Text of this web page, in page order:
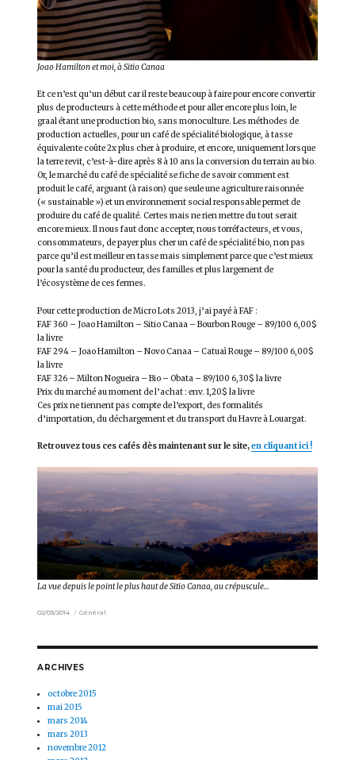
Joao Hamilton et moi, à Sitio Canaa
Et ce n’est qu’un début car il reste beaucoup à faire pour encore convertir
plus de producteurs à cette méthode et pour aller encore plus loin, le
graal étant une production bio, sans monoculture. Les méthodes de
production actuelles, pour un café de spécialité biologique, à tasse
équivalente coûte 2x plus cher à produire, et encore, uniquement lorsque
la terre revit, c’est-à-dire après 8 à 10 ans la conversion du terrain au bio.
Or, le marché du café de spécialité se fiche de savoir comment est
produit le café, arguant (à raison) que seule une agriculture raisonnée
(« sustainable ») et un environnement social responsable permet de
produire du café de qualité. Certes mais ne rien mettre du tout serait
encore mieux. Il nous faut donc accepter, nous torréfacteurs, et vous,
consommateurs, de payer plus cher un café de spécialité bio, non pas
parce qu’il est meilleur en tasse mais simplement parce que c’est mieux
pour la santé du producteur, des familles et plus largement de
l’écosystème de ces fermes.
Pour cette production de Micro Lots 2013, j’ai payé à FAF :
FAF 360 – Joao Hamilton – Sitio Canaa – Bourbon Rouge – 89/100 6,00$
la livre
FAF 294 – Joao Hamilton – Novo Canaa – Catuaì Rouge – 89/100 6,00$
la livre
FAF 326 – Milton Nogueira – Bio – Obata – 89/100 6,30$ la livre
Prix du marché au moment de l’achat : env. 1,20$ la livre
Ces prix ne tiennent pas compte de l’export, des formalités
d’importation, du déchargement et du transport du Havre à Louargat.
Retrouvez tous ces cafés dès maintenant sur le site,en cliquant ici !
La vue depuis le point le plus haut de Sitio Canaa, au crépuscule…
Publié
02/03/2014 Catégories
Général
ARCHIVES
octobre 2015
mai 2015
mars 2014
mars 2013
novembre 2012